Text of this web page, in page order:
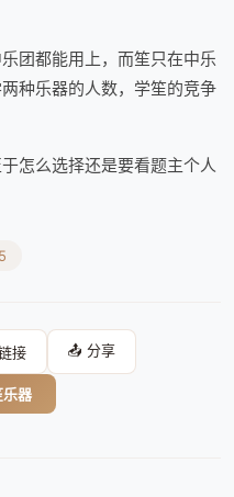
团都能用上，而笙只在中乐
种乐器的人数，学笙的竞争
怎么选择还是要看题主个人
接 📤 分享
器